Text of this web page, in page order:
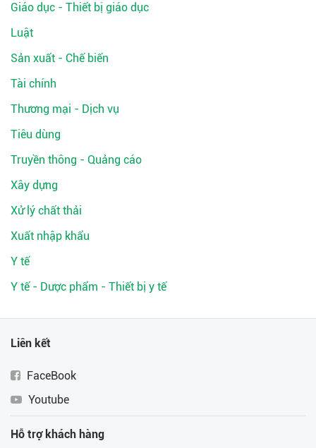
Giáo dục - Thiết bị giáo dục
Luật
Sản xuất - Chế biến
Tài chính
Thương mại - Dịch vụ
Tiêu dùng
Truyền thông - Quảng cáo
Xây dựng
Xử lý chất thải
Xuất nhập khẩu
Y tế
Y tế - Dược phẩm - Thiết bị y tế
Liên kết
FaceBook
Youtube
Hỗ trợ khách hàng